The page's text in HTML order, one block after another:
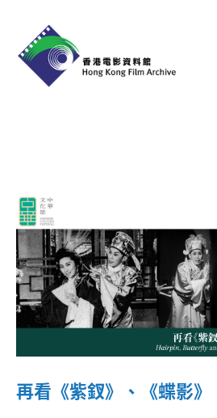
覽
及
放
映
Exhibition
and
Screening
再看《紫釵》、《蝶影》